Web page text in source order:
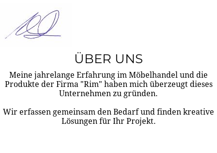
ÜBER UNS
Meine jahrelange Erfahrung im Möbelhandel und die
Produkte der Firma "Rim" haben mich überzeugt dieses
Unternehmen zu gründen.
Wir erfassen gemeinsam den Bedarf und finden kreative
Lösungen für Ihr Projekt.